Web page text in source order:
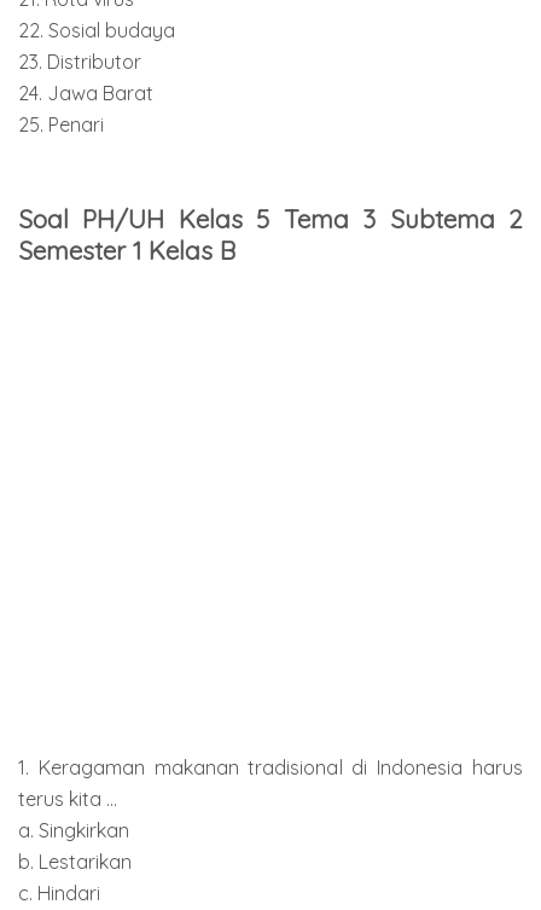
22. Sosial budaya
23. Distributor
24. Jawa Barat
25. Penari
Soal PH/UH Kelas 5 Tema 3 Subtema 2
Semester 1 Kelas B
1. Keragaman makanan tradisional di Indonesia harus
terus kita ...
a. Singkirkan
b. Lestarikan
c. Hindari